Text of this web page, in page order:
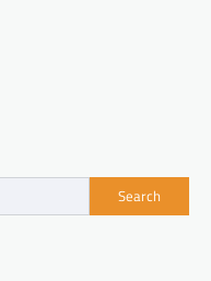
Search